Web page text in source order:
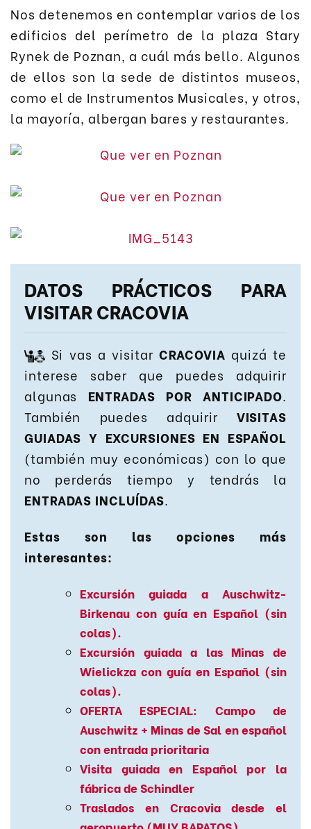
Nos detenemos en contemplar varios de los
edificios del perímetro de la plaza Stary
Rynek de Poznan, a cuál más bello. Algunos
de ellos son la sede de distintos museos,
como el de Instrumentos Musicales, y otros,
la mayoría, albergan bares y restaurantes.
DATOS PRÁCTICOS PARA
VISITAR CRACOVIA
Si vas a visitarCRACOVIA quizá te
interese saber que puedes adquirir
algunas ENTRADAS POR ANTICIPADO.
También puedes adquirir VISITAS
GUIADAS Y EXCURSIONES EN ESPAÑOL
(también muy económicas) con lo que
no perderás tiempo y tendrás la
ENTRADAS INCLUÍDAS.
Estas son las opciones más
interesantes:
Excursión guiada a Auschwitz-
Birkenau con guía en Español (sin
colas).
Excursión guiada a las Minas de
Wielickza con guía en Español (sin
colas).
OFERTA ESPECIAL: Campo de
Auschwitz + Minas de Sal en español
con entrada prioritaria
Visita guiada en Español por la
fábrica de Schindler
Traslados en Cracovia desde el